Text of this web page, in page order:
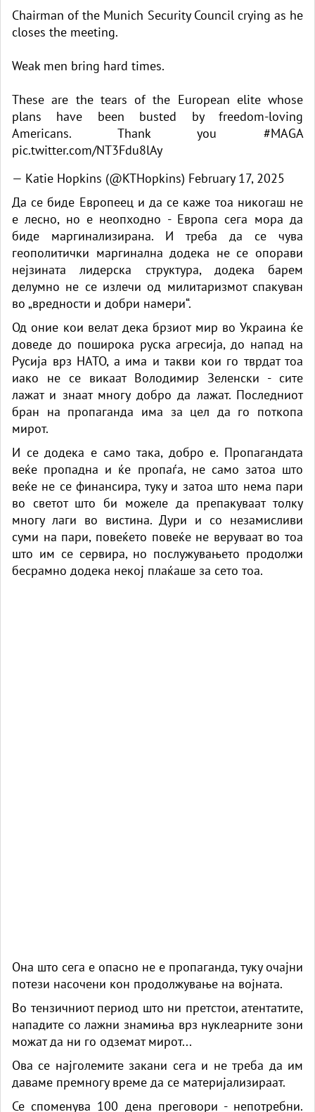
Chairman of the Munich Security Council crying as he
closes the meeting.
Weak men bring hard times.
These are the tears of the European elite whose
plans have been busted by freedom-loving
Americans. Thank you #MAGA
pic.twitter.com/NT3Fdu8lAy
— Katie Hopkins (@KTHopkins) February 17, 2025
Да се ​​биде Европеец и да се каже тоа никогаш не
е лесно, но е неопходно - Европа сега мора да
биде маргинализирана. И треба да се чува
геополитички маргинална додека не се опорави
нејзината лидерска структура, додека барем
делумно не се излечи од милитаризмот спакуван
во „вредности и добри намери“.
Од оние кои велат дека брзиот мир во Украина ќе
доведе до поширока руска агресија, до напад на
Русија врз НАТО, а има и такви кои го тврдат тоа
иако не се викаат Володимир Зеленски - сите
лажат и знаат многу добро да лажат. Последниот
бран на пропаганда има за цел да го поткопа
мирот.
И се додека е само така, добро е. Пропагандата
веќе пропадна и ќе пропаѓа, не само затоа што
веќе не се финансира, туку и затоа што нема пари
во светот што би можеле да препакуваат толку
многу лаги во вистина. Дури и со незамисливи
суми на пари, повеќето повеќе не веруваат во тоа
што им се сервира, но послужувањето продолжи
бесрамно додека некој плаќаше за сето тоа.
Она што сега е опасно не е пропаганда, туку очајни
потези насочени кон продолжување на војната.
Во тензичниот период што ни претстои, атентатите,
нападите со лажни знамиња врз нуклеарните зони
можат да ни го одземат мирот...
Ова се најголемите закани сега и не треба да им
даваме премногу време да се материјализираат.
Се споменува 100 дена преговори - непотребни.